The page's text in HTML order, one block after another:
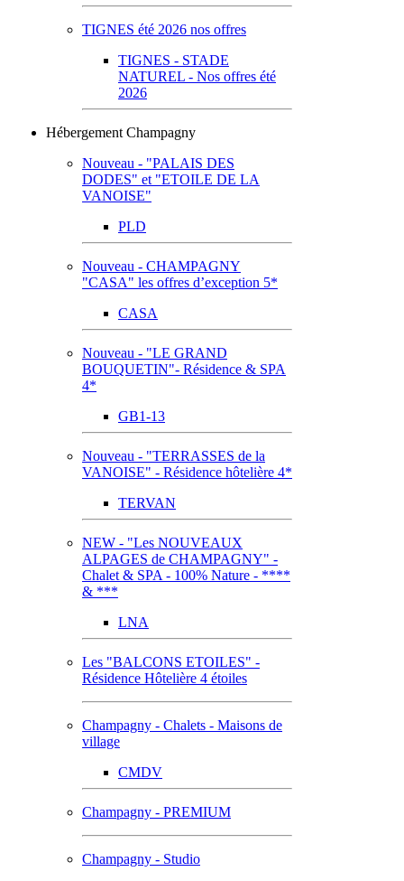
TIGNES été 2026 nos offres
TIGNES - STADE
NATUREL - Nos offres été
2026
Hébergement Champagny
Nouveau - "PALAIS DES
DODES" et "ETOILE DE LA
VANOISE"
PLD
Nouveau - CHAMPAGNY
"CASA" les offres d’exception 5*
CASA
Nouveau - "LE GRAND
BOUQUETIN"- Résidence & SPA
4*
GB1-13
Nouveau - "TERRASSES de la
VANOISE" - Résidence hôtelière 4*
TERVAN
NEW - "Les NOUVEAUX
ALPAGES de CHAMPAGNY" -
Chalet & SPA - 100% Nature - ****
& ***
LNA
Les "BALCONS ETOILES" -
Résidence Hôtelière 4 étoiles
Champagny - Chalets - Maisons de
village
CMDV
Champagny - PREMIUM
Champagny - Studio